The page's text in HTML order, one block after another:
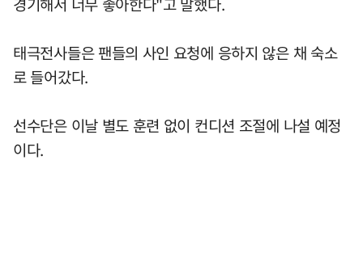
태극전사들은 팬들의 사인 요청에 응하지 않은 채 숙소
로 들어갔다.
선수단은 이날 별도 훈련 없이 컨디션 조절에 나설 예정
이다.